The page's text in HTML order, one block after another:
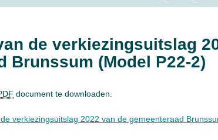
de verkiezingsuitslag
Brunssum (Model P22-2)
document te downloaden.
verkiezingsuitslag 2022 van de gemeenteraad